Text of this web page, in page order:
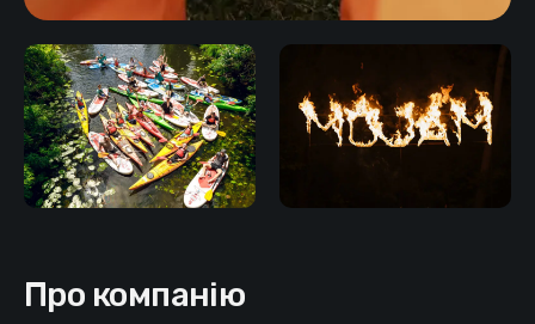
Про компанію